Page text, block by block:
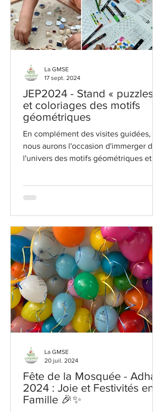
JEP2024 - Stand « puzzles »
et coloriages des motifs
géométriques
En complément des visites guidées,
nous aurons l'occasion d'immerger dans
l'univers des motifs géométriques et
La GMSE
17 sept. 2024
Fête de la Mosquée - Adha
2024 : Joie et Festivités en
Famille 🎉✨
La GMSE
20 juil. 2024